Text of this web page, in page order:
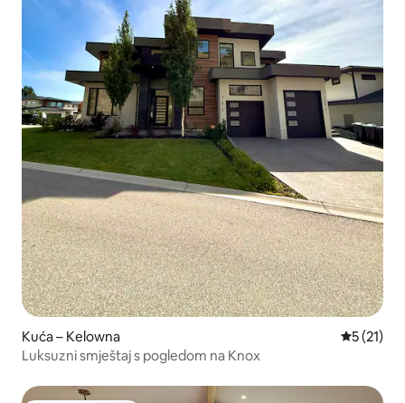
Kuća – Kelowna Prosječna
5 (21)
Luksuzni smještaj s pogledom na Knox